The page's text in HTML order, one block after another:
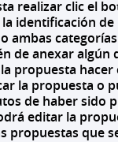
realizar clic el
identificación
ambas
de anexar
propuesta
la propuesta o
de haber sido
editar la
propuestas que